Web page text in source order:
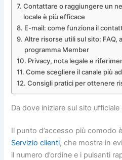
Contattare o raggiungere un
locale è più efficace
E-mail: come funziona il
Altre risorse utili sul sito: FAQ,
programma Member
Privacy, nota legale e
Come scegliere il canale più
Consigli pratici per ottenere
Da dove iniziare sul sito
Il punto d’accesso più comodo
Servizio clienti, che mostra in
il numero d’ordine e i pulsanti